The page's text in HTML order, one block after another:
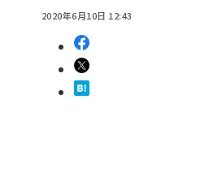
2020年6月10日 12:43